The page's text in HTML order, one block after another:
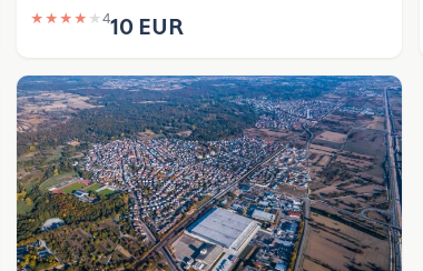
★ ★ ★ ★ ★410 EUR